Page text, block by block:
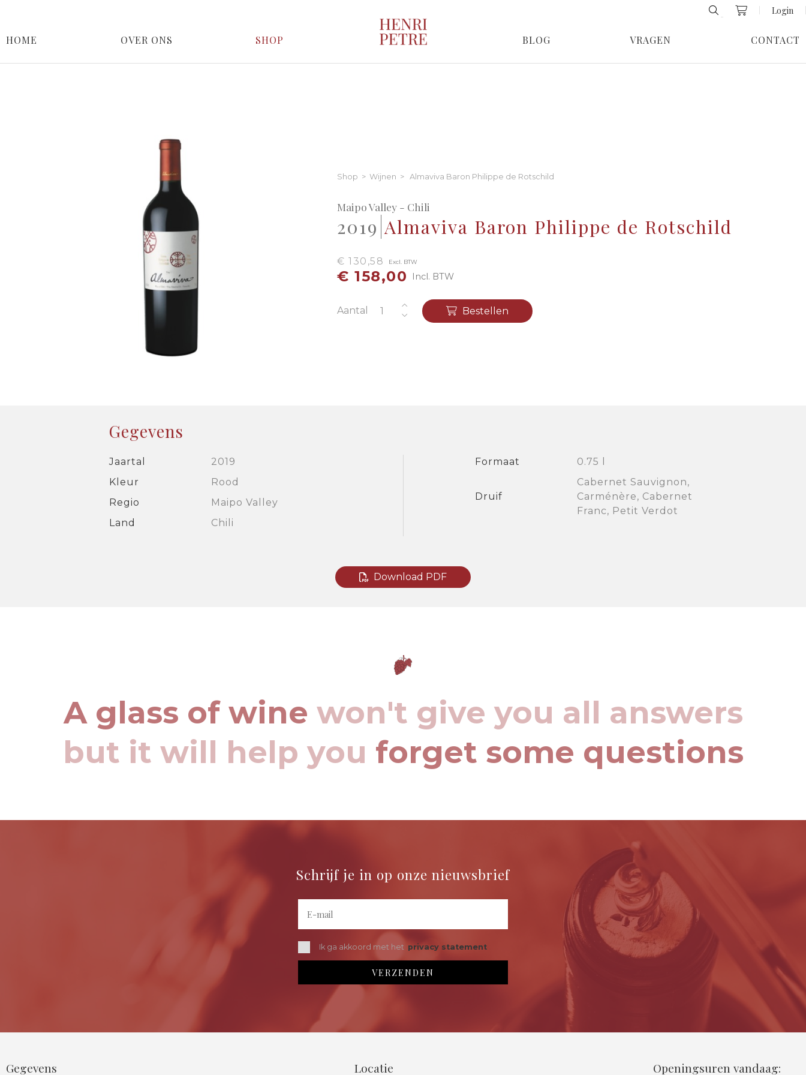
Login
HOME OVER ONS SHOP BLOG VRAGEN CONTACT
Shop > Wijnen > Almaviva Baron Philippe de Rotschild
Maipo Valley - Chili
2019 Almaviva Baron Philippe de Rotschild
€ 130,58 Excl. BTW
€ 158,00 Incl. BTW
Aantal Bestellen
Gegevens
Jaartal
2019
Kleur
Rood
Regio
Maipo Valley
Land
Chili
Formaat 0.75 l
Druif
Cabernet Sauvignon,
Carménère, Cabernet
Franc, Petit Verdot
Download PDF
A glass of wine won't give you all answers
but it will help you forget some questions
Schrijf je in op onze nieuwsbrief
Ik ga akkoord met het privacy statement
Gegevens Locatie Openingsuren vandaag: